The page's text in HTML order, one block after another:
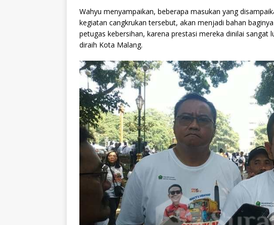
Wahyu menyampaikan, beberapa masukan yang
kegiatan cangkrukan tersebut, akan menjadi bahan
petugas kebersihan, karena prestasi mereka dinilai sangat
diraih Kota Malang.